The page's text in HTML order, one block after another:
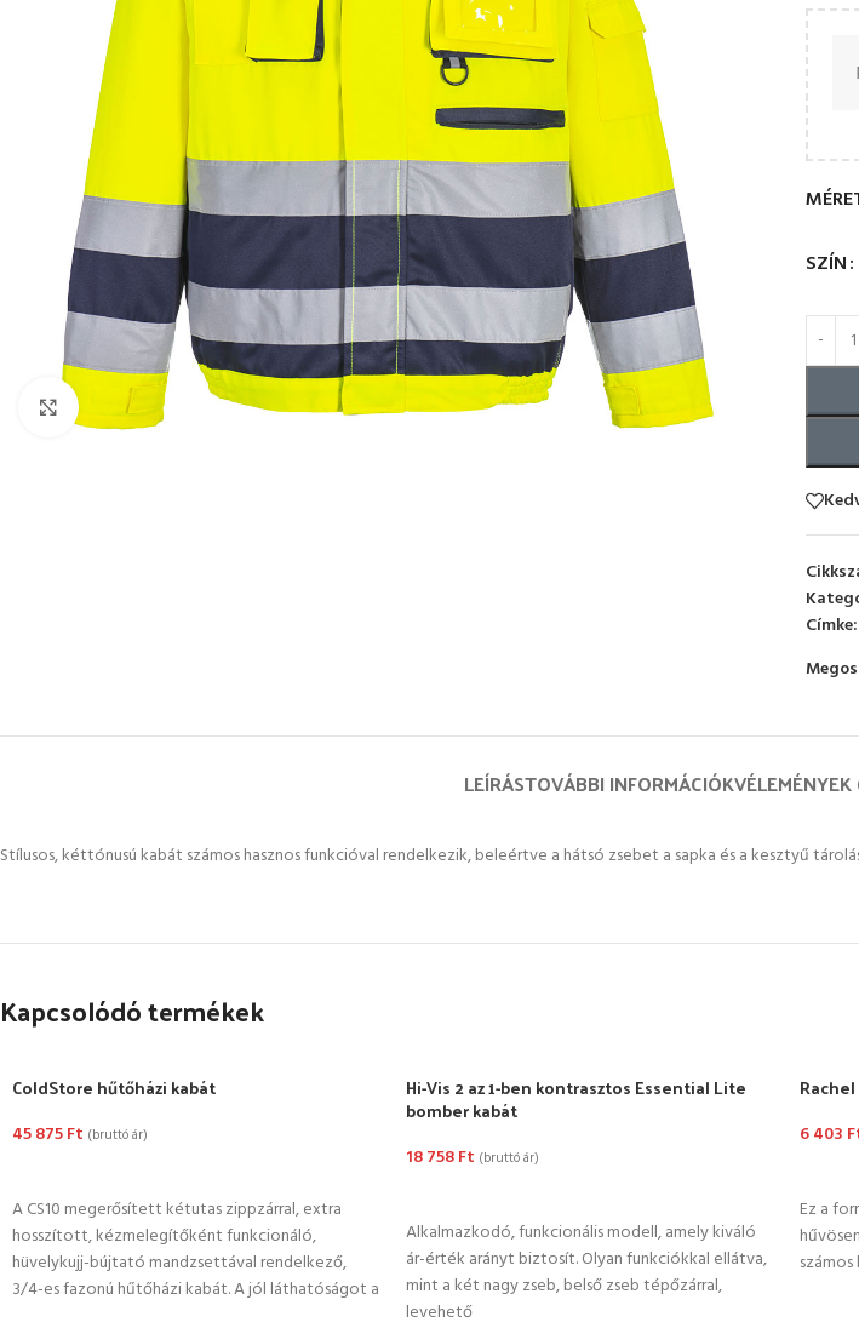
Kattintson a nagyításhoz
SZÍN
Címke:
LEÍRÁSTOVÁBBI INFORMÁCIÓK
Stílusos, kéttónusú kabát számos hasznos funkcióval rendelkezik, beleértve a hátsó zsebet a sapka és a kesztyű
Kapcsolódó termékek
ColdStore hűtőházi kabát
45 875Ft (bruttó ár)
A CS10 megerősített kétutas zippzárral, extra
hosszított, kézmelegítőként funkcionáló,
hüvelykujj-bújtató mandzsettával rendelkező,
3/4-es fazonú hűtőházi kabát. A jól láthatóságot a
Hi-Vis 2 az 1-ben kontrasztos Essential Lite
bomber kabát
18 758Ft (bruttó ár)
Alkalmazkodó, funkcionális modell, amely kiváló
ár-érték arányt biztosít. Olyan funkciókkal ellátva,
mint a két nagy zseb, belső zseb tépőzárral,
levehető
6 403
Ez a